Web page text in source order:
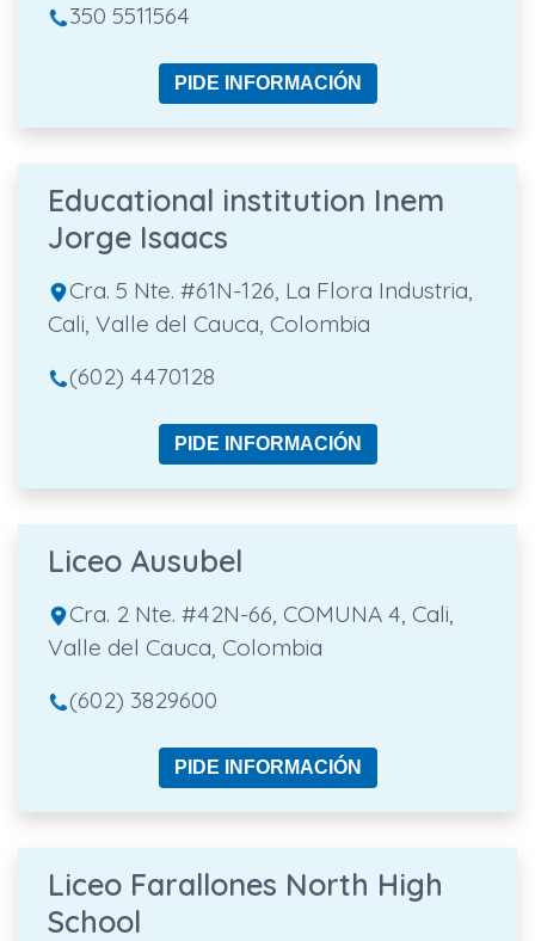
350 5511564
PIDE INFORMACIÓN
Educational institution Inem
Jorge Isaacs
Cra. 5 Nte. #61N-126, La Flora Industria,
Cali, Valle del Cauca, Colombia
(602) 4470128
PIDE INFORMACIÓN
Liceo Ausubel
Cra. 2 Nte. #42N-66, COMUNA 4, Cali,
Valle del Cauca, Colombia
(602) 3829600
PIDE INFORMACIÓN
Liceo Farallones North High
School